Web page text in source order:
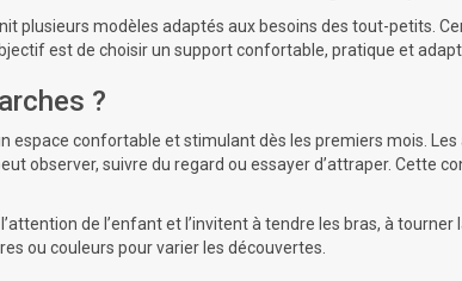
plusieurs modèles adaptés aux besoins des tout-petits.
est de choisir un support confortable, pratique et
?
espace confortable et stimulant dès les premiers mois.
observer, suivre du regard ou essayer d’attraper. Cette
de l’enfant et l’invitent à tendre les bras, à
ou couleurs pour varier les découvertes.